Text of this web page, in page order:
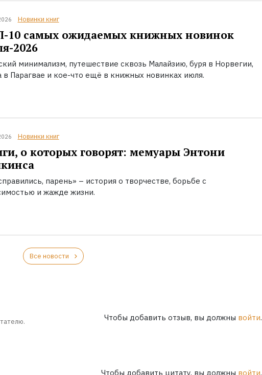
Новинки книг
10 самых ожидаемых книжных новинок
2026
минимализм, путешествие сквозь Малайзию, буря в Норвегии,
в Парагвае и кое-что ещё в книжных новинках июля.
Новинки книг
о которых говорят: мемуары Энтони
парень» – история о творчестве, борьбе с
и жажде жизни.
Все новости
Чтобы добавить отзыв, вы должны войти.
Чтобы добавить цитату, вы должны войти.